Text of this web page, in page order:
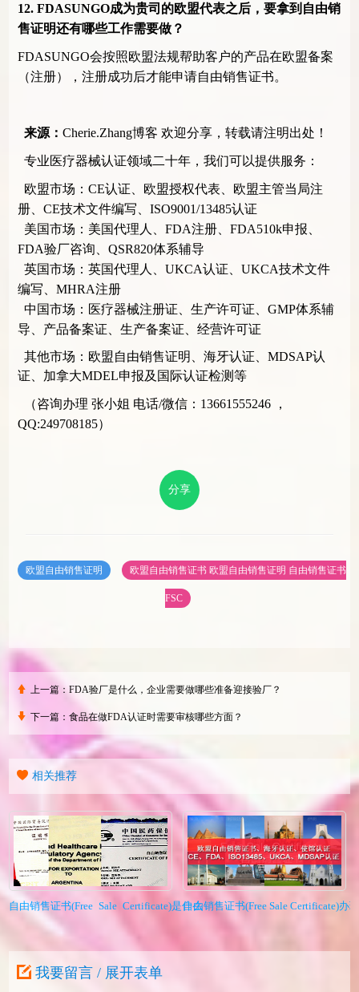
12. FDASUNGO成为贵司的欧盟代表之后，要拿到自由销
售证明还有哪些工作需要做？
FDASUNGO会按照欧盟法规帮助客户的产品在欧盟备案
（注册），注册成功后才能申请自由销售证书。
来源： Cherie.Zhang博客 欢迎分享，转载请注明出处！
专业医疗器械认证领域二十年，我们可以提供服务：
欧盟市场：CE认证、欧盟授权代表、欧盟主管当局注
册、CE技术文件编写、ISO9001/13485认证
美国市场：美国代理人、FDA注册、FDA510k申报、
FDA验厂咨询、QSR820体系辅导
英国市场：英国代理人、UKCA认证、UKCA技术文件
编写、MHRA注册
中国市场：医疗器械注册证、生产许可证、GMP体系辅
导、产品备案证、生产备案证、经营许可证
其他市场：欧盟自由销售证明、海牙认证、MDSAP认
证、加拿大MDEL申报及国际认证检测等
（咨询办理 张小姐 电话/微信：13661555246 ，
QQ:249708185）
分享
欧盟自由销售证明 欧盟自由销售证书 欧盟自由销售证明 自由销售证书
FSC
上一篇：FDA验厂是什么，企业需要做哪些准备迎接验厂？
下一篇：食品在做FDA认证时需要审核哪些方面？
相关推荐
自由销售证书(Free Sale Certificate)是什么自由销售证书(Free Sale Certificate)办
我要留言 / 展开表单